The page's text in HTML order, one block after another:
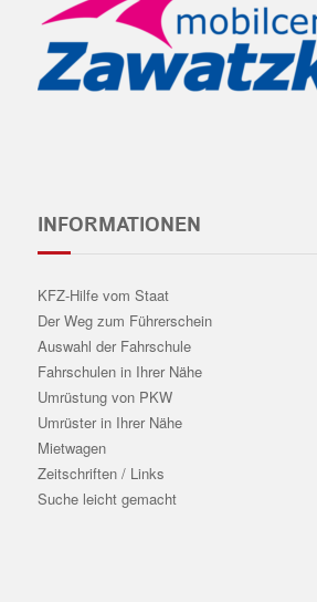
INFORMATIONEN
KFZ-Hilfe vom Staat
Der Weg zum Führerschein
Auswahl der Fahrschule
Fahrschulen in Ihrer Nähe
Umrüstung von PKW
Umrüster in Ihrer Nähe
Mietwagen
Zeitschriften / Links
Suche leicht gemacht